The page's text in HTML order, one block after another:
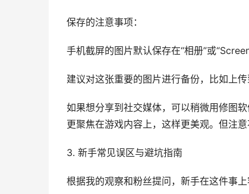
保存的注意事项：
手机截屏的图片默认保存在“相册”或
建议对这张重要的图片进行备份，比如上
如果想分享到社交媒体，可以稍微用修图
更聚焦在游戏内容上，这样更美观。但注
3. 新手常见误区与避坑指南
根据我的观察和粉丝提问，新手在这件事上